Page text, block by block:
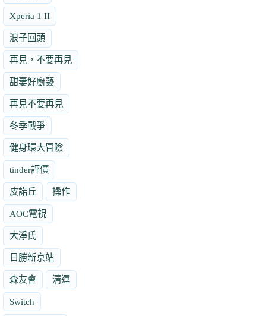
Xperia 1 II
浪子回頭
再見，不要再見
甜妻好廚藝
再見不要再見
冬季戰爭
健身環大冒險
tinder評價
皮諾丘 操作
AOC電視
大淨氏
日勝新京站
森友會 清運
Switch